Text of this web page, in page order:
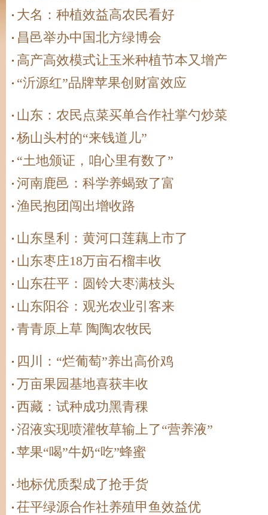
大名：种植效益高农民看好
昌邑举办中国北方绿博会
高产高效模式让玉米种植节本又增产
“沂源红”品牌苹果创财富效应
山东：农民点菜买单合作社掌勺炒菜
杨山头村的“来钱道儿”
“土地颁证，咱心里有数了”
河南鹿邑：科学养蝎致了富
渔民抱团闯出增收路
山东垦利：黄河口莲藕上市了
山东枣庄18万亩石榴丰收
山东茌平：圆铃大枣满枝头
山东阳谷：观光农业引客来
青青原上草 陶陶农牧民
四川：“烂葡萄”养出高价鸡
万亩果园基地喜获丰收
西藏：试种成功黑青稞
沼液实现喷灌牧草输上了“营养液”
苹果“喝”牛奶“吃”蜂蜜
地标优质梨成了抢手货
茌平绿源合作社养殖甲鱼效益优